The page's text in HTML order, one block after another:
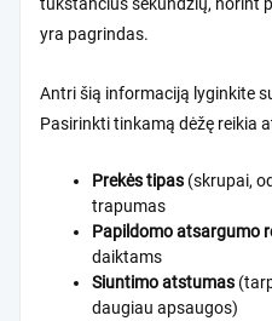
tūkstančius sekundžių, norint
yra pagrindas.
Antri šią informaciją lyginkite
Pasirinkti tinkamą dėžę reikia
Prekės tipas (skrupai,
trapumas
Papildomo atsargumo
daiktams
Siuntimo atstumas
daugiau apsaugos)